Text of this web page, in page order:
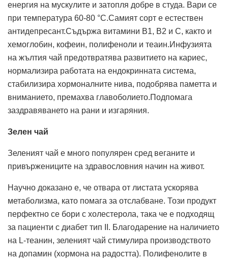
енергия на мускулите и затопля добре в студа. Вари се
при температура 60-80 °C.Самият сорт е естествен
антидепресант.Съдържа витамини B1, B2 и C, както и
хемоглобин, кофеин, полифеноли и теаин.Инфузията
на жълтия чай предотвратява развитието на кариес,
нормализира работата на ендокринната система,
стабилизира хормоналните нива, подобрява паметта и
вниманието, премахва главоболието.Подпомага
заздравяването на рани и изгаряния.
Зелен чай
Зеленият чай е много популярен сред веганите и
привържениците на здравословния начин на живот.
Научно доказано е, че отвара от листата ускорява
метаболизма, като помага за отслабване. Този продукт
перфектно се бори с холестерола, така че е подходящ
за пациенти с диабет тип II. Благодарение на наличието
на L-теанин, зеленият чай стимулира производството
на допамин (хормона на радостта). Полифенолите в